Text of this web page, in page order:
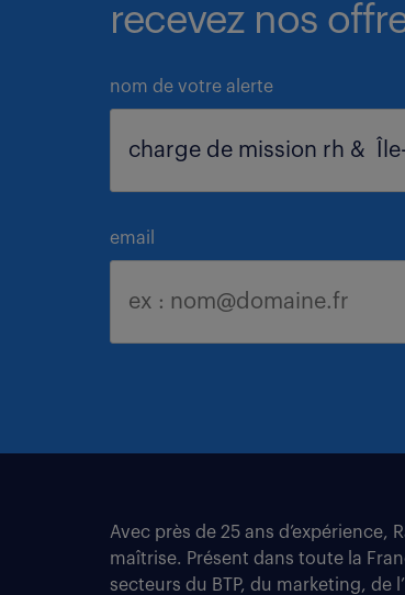
recevez nos
nom de votre alerte
email
Avec près de 25 ans
maîtrise. Présent dans toute la
secteurs du BTP, du marketing, de